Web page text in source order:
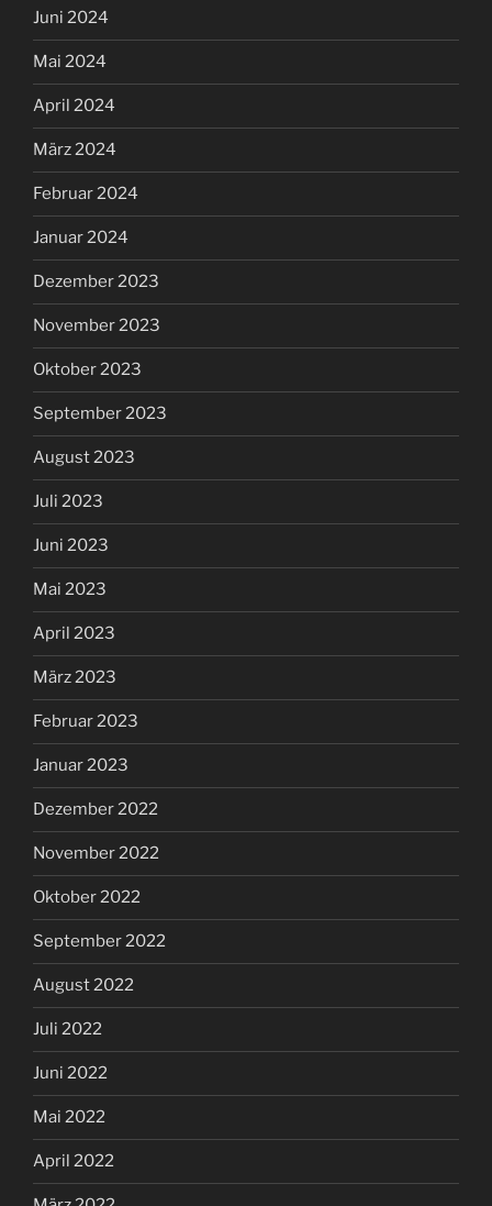
Juni 2024
Mai 2024
April 2024
März 2024
Februar 2024
Januar 2024
Dezember 2023
November 2023
Oktober 2023
September 2023
August 2023
Juli 2023
Juni 2023
Mai 2023
April 2023
März 2023
Februar 2023
Januar 2023
Dezember 2022
November 2022
Oktober 2022
September 2022
August 2022
Juli 2022
Juni 2022
Mai 2022
April 2022